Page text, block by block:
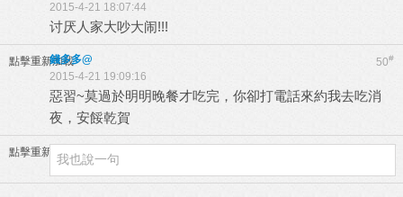
2015-4-21 18:07:44
讨厌人家大吵大闹!!!
點擊重新加載 50#
錢多多@
2015-4-21 19:09:16
惡習~莫過於明明晚餐才吃完，你卻打電話來約我去吃消
夜，安餒乾賀
點擊重新加載